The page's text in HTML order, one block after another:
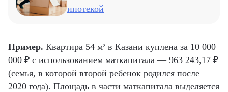
ипотекой
Пример. Квартира 54 м² в Казани куплена за 10 000
000 ₽ с использованием маткапитала — 963 243,17 ₽
(семья, в которой второй ребенок родился после
2020 года). Площадь в части маткапитала выделяется